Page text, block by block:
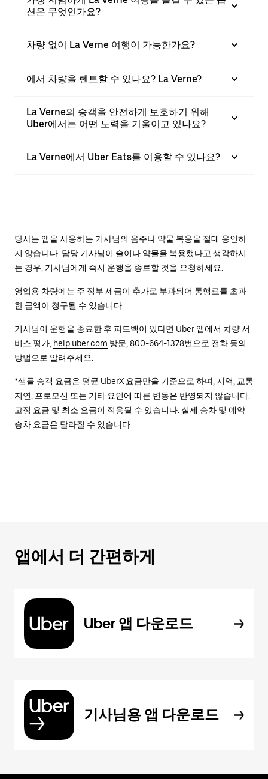
션은 무엇인가요?
차량 없이 La Verne 여행이 가능한가요?
에서 차량을 렌트할 수 있나요? La Verne?
La Verne의 승객을 안전하게 보호하기 위해
Uber에서는 어떤 노력을 기울이고 있나요?
La Verne에서 Uber Eats를 이용할 수 있나요?
당사는 앱을 사용하는 기사님의 음주나 약물 복용을 절대 용인하
지 않습니다. 담당 기사님이 술이나 약물을 복용했다고 생각하시
는 경우, 기사님에게 즉시 운행을 종료할 것을 요청하세요.
영업용 차량에는 주 정부 세금이 추가로 부과되어 통행료를 초과
한 금액이 청구될 수 있습니다.
기사님이 운행을 종료한 후 피드백이 있다면 Uber 앱에서 차량 서
비스 평가, help.uber.com 방문, 800-664-1378번으로 전화 등의
방법으로 알려주세요.
*샘플 승객 요금은 평균 UberX 요금만을 기준으로 하며, 지역, 교통
지연, 프로모션 또는 기타 요인에 따른 변동은 반영되지 않습니다.
고정 요금 및 최소 요금이 적용될 수 있습니다. 실제 승차 및 예약
승차 요금은 달라질 수 있습니다.
앱에서 더 간편하게
Uber 앱 다운로드
기사님용 앱 다운로드